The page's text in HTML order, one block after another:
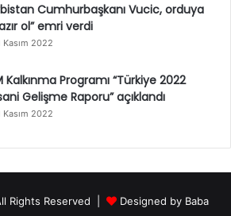
Cumhurbaşkanı Vucic, orduya
ol” emri verdi
Kasım 2022
Kalkınma Programı “Türkiye 2022
Gelişme Raporu” açıklandı
Kasım 2022
Rights Reserved | Designed by Baba